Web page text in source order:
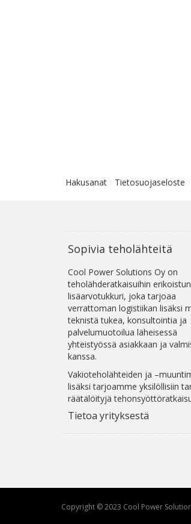
Hakusanat Tietosuojaseloste
Sopivia teholähteitä
Cool Power Solutions Oy on
teholähderatkaisuihin
lisäarvotukkuri, joka tarjoaa
verrattoman logistiikan lisäksi
teknistä tukea, konsultointia ja
palvelumuotoilua läheisessä
yhteistyössä asiakkaan ja
kanssa.
Vakioteholähteiden ja
lisäksi tarjoamme yksilöllisiin
räätälöityjä
Tietoa yrityksestä
Copyright © 2023 Cool Power